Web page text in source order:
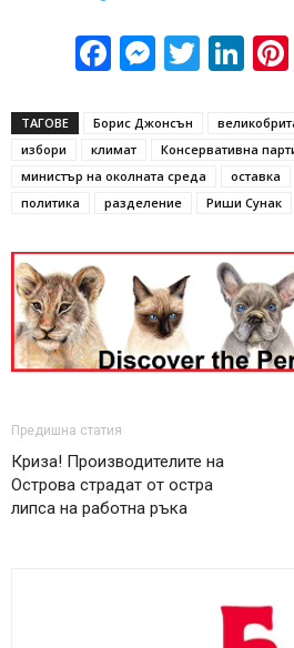
Facebook
ТАГОВЕ Борис Джонсън
избори
климат Консервативна
министър на околната среда
оставка
политика
разделение Риши Сунак
Предишна статия
Криза! Производителите на
Острова страдат от остра
липса на работна ръка